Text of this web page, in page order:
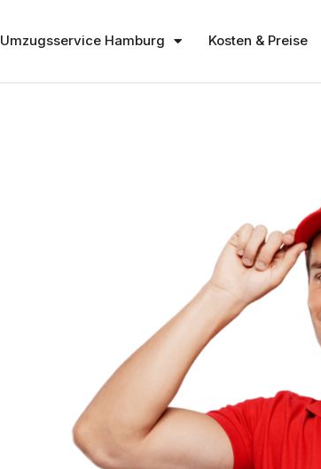
Umzugsservice Hamburg Kosten & Preise